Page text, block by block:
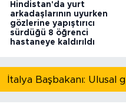
Hindistan'da yurt
arkadaşlarının uyurken
gözlerine yapıştırıcı
sürdüğü 8 öğrenci
hastaneye kaldırıldı